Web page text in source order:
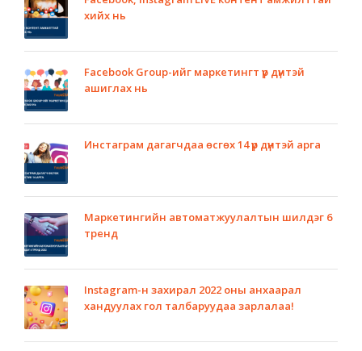
хийх нь
Facebook Group-ийг маркетингт үр дүнтэй
ашиглах нь
Инстаграм дагагчдаа өсгөх 14 үр дүнтэй арга
Маркетингийн автоматжуулалтын шилдэг 6
тренд
Instagram-н захирал 2022 оны анхаарал
хандуулах гол талбаруудаа зарлалаа!